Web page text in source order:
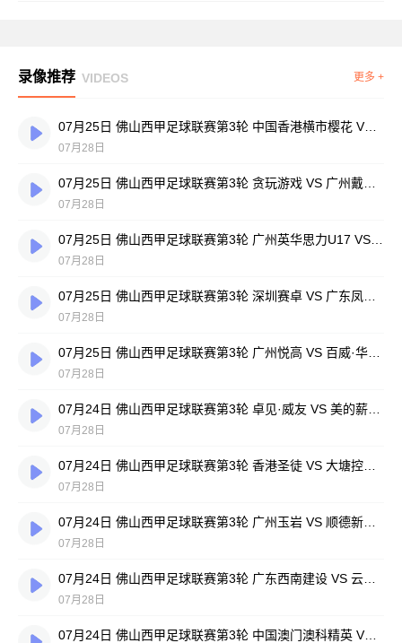
录像推荐 VIDEOS 更多 +
07月25日 佛山西甲足球联赛第3轮 中国香港横市樱花 VS 吉图省实青年 全场录像
07月28日
07月28日
07月28日
07月28日
07月28日
07月28日
07月28日
07月28日
07月28日
07月24日 佛山西甲足球联赛第3轮 中国澳门澳科精英 VS 藝品高國際 全场录像